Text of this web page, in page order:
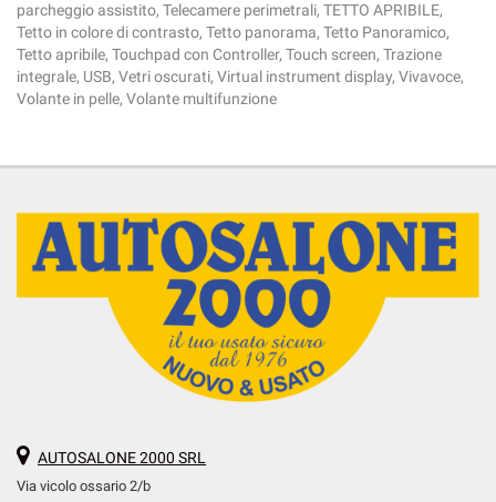
parcheggio assistito, Telecamere perimetrali, TETTO APRIBILE,
Tetto in colore di contrasto, Tetto panorama, Tetto Panoramico,
Tetto apribile, Touchpad con Controller, Touch screen, Trazione
integrale, USB, Vetri oscurati, Virtual instrument display, Vivavoce,
Volante in pelle, Volante multifunzione
AUTOSALONE 2000 SRL
Via vicolo ossario 2/b